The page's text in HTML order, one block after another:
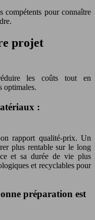
compétents pour connaître
projet
les coûts tout en
optimales.
:
rapport qualité-prix. Un
plus rentable sur le long
et sa durée de vie plus
et recyclables pour
préparation est